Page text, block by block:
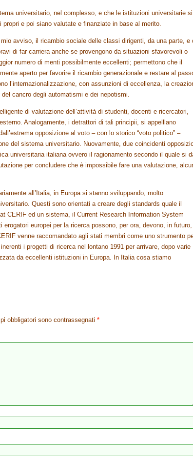
universitario, nel complesso, e che le istituzioni universitarie si
e poi siano valutate e finanziate in base al merito.
avviso, il ricambio sociale delle classi dirigenti, da una parte, e
di far carriera anche se provengono da situazioni sfavorevoli o
numero di menti possibilmente eccellenti; permettono che il
aperto per favorire il ricambio generazionale e restare al
l’internazionalizzazione, con assunzioni di eccellenza, la
cancro degli automatismi e dei nepotismi.
di valutazione dell’attività di studenti, docenti e ricercatori,
Analogamente, i detrattori di tali principii, si appelllano
opposizione al voto – con lo storico “voto politico” –
del sistema universitario. Nuovamente, due coincidenti
universitaria italiana ovvero il ragionamento secondo il quale si
per concludere che è impossibile fare una valutazione,
all’Italia, in Europa si stanno sviluppando, molto
Questi sono orientati a creare degli standards quale il
CERIF ed un sistema, il Current Research Information System
europei per la ricerca possono, per ora, devono, in futuro,
venne raccomandato agli stati membri come uno strumento
i progetti di ricerca nel lontano 1991 per arrivare, dopo varie
da eccellenti istituzioni in Europa. In Italia cosa stiamo
obbligatori sono contrassegnati *